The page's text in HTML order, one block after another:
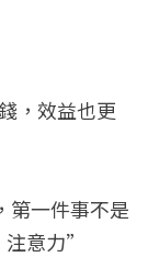
，效益也更
一件事不是
意力”